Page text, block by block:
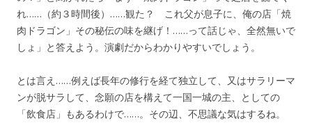
れ……（約３時間後）……観た？ これ父が息子に、俺の店「焼
肉ドラゴン」その秘伝の味を継げ！……って話じゃ、全然無いで
しょ」と答えよう。演劇だからわかりやすいでしょう。
とは言え……例えば長年の修行を経て独立して、又はサラリーマ
ンが脱サラして、念願の店を構えて一国一城の主、としての
「飲食店」もあるわけで……。その辺、不思議な気はするね。